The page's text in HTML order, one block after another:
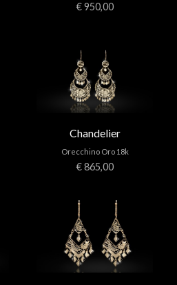
€ 950,00
Chandelier
Orecchino Oro 18k
€ 865,00